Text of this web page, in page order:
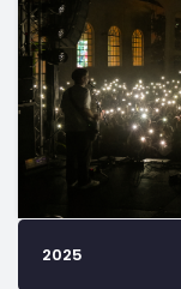
2025